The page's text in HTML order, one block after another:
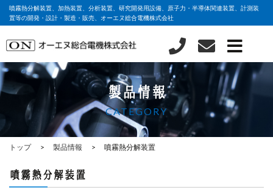
噴霧熱分解装置、加熱装置、分析装置、研究開発用設備、原子力・半導体関連装置、計測装
置等の開発・設計・製造・販売、オーエヌ総合電機株式会社
製品情報
CATEGORY
トップ 製品情報 噴霧熱分解装置
噴霧熱分解装置